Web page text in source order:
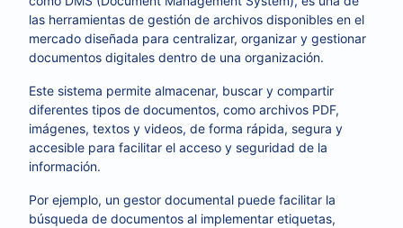
las herramientas de gestión de archivos disponibles en el
mercado diseñada para centralizar, organizar y gestionar
documentos digitales dentro de una organización.
Este sistema permite almacenar, buscar y compartir
diferentes tipos de documentos, como archivos PDF,
imágenes, textos y videos, de forma rápida, segura y
accesible para facilitar el acceso y seguridad de la
información.
Por ejemplo, un gestor documental puede facilitar la
búsqueda de documentos al implementar etiquetas,